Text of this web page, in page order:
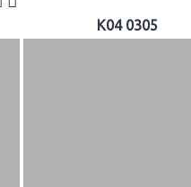
K04 0305